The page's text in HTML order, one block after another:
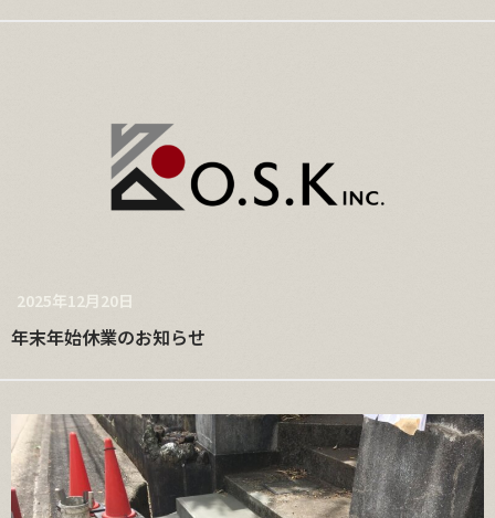
2025年12月20日
年末年始休業のお知らせ